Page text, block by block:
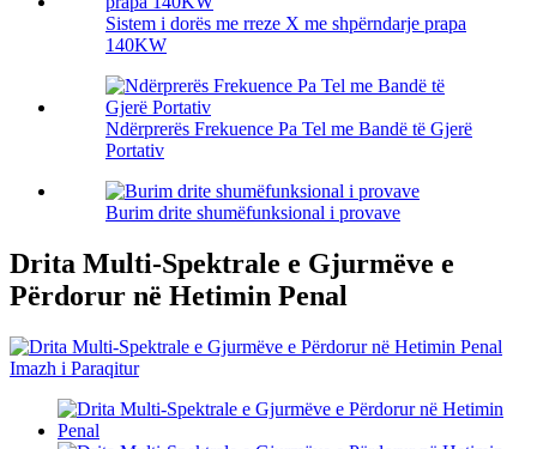
Sistem i dorës me rreze X me shpërndarje prapa
140KW
Ndërprerës Frekuence Pa Tel me Bandë të Gjerë
Portativ
Burim drite shumëfunksional i provave
Drita Multi-Spektrale e Gjurmëve e
Përdorur në Hetimin Penal